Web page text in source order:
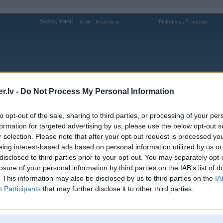
- Do Not Process My Personal Information
opt-out of the sale, sharing to third parties, or processing of your
for targeted advertising by us, please use the below opt-out
selection. Please note that after your opt-out request is processed
interest-based ads based on personal information utilized by us
to third parties prior to your opt-out. You may separately
of your personal information by third parties on the IAB’s list of
This information may also be disclosed by us to third parties on the
Participants that may further disclose it to other third parties.
Sveiks, Viesi! Ienākt Reģistrācija Piektdiena, 7. augusts
Forums Galerijas Reģistrācija Lietotāji
Lietotāja maartinsgrundsteins profils
Pēdējo reizi manīts: 01. Dec 2008, 13:31
Lietotājvārds:
maartinsgrundsteins
Nodarbošanās:
autovaditajs
Ziņojumi forumā:
[Pēdējie ziņojumi forumā]